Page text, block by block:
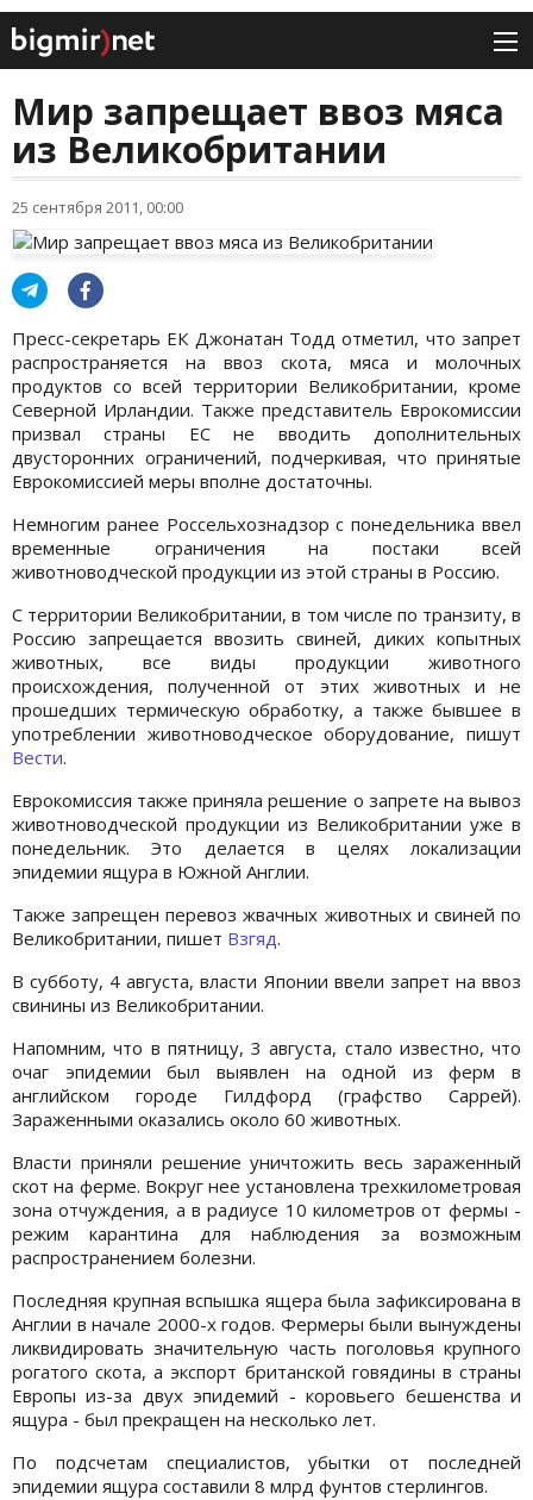
Мир запрещает ввоз мяса
из Великобритании
25 сентября 2011, 00:00
Пресс-секретарь ЕК Джонатан Тодд отметил, что запрет
распространяется на ввоз скота, мяса и молочных
продуктов со всей территории Великобритании, кроме
Северной Ирландии. Также представитель Еврокомиссии
призвал страны ЕС не вводить дополнительных
двусторонних ограничений, подчеркивая, что принятые
Еврокомиссией меры вполне достаточны.
Немногим ранее Россельхознадзор с понедельника ввел
временные ограничения на постаки всей
животноводческой продукции из этой страны в Россию.
С территории Великобритании, в том числе по транзиту, в
Россию запрещается ввозить свиней, диких копытных
животных, все виды продукции животного
происхождения, полученной от этих животных и не
прошедших термическую обработку, а также бывшее в
употреблении животноводческое оборудование, пишут
Вести.
Еврокомиссия также приняла решение о запрете на вывоз
животноводческой продукции из Великобритании уже в
понедельник. Это делается в целях локализации
эпидемии ящура в Южной Англии.
Также запрещен перевоз жвачных животных и свиней по
Великобритании, пишет Взгяд.
В субботу, 4 августа, власти Японии ввели запрет на ввоз
свинины из Великобритании.
Напомним, что в пятницу, 3 августа, стало известно, что
очаг эпидемии был выявлен на одной из ферм в
английском городе Гилдфорд (графство Саррей).
Зараженными оказались около 60 животных.
Власти приняли решение уничтожить весь зараженный
скот на ферме. Вокруг нее установлена трехкилометровая
зона отчуждения, а в радиусе 10 километров от фермы -
режим карантина для наблюдения за возможным
распространением болезни.
Последняя крупная вспышка ящера была зафиксирована в
Англии в начале 2000-х годов. Фермеры были вынуждены
ликвидировать значительную часть поголовья крупного
рогатого скота, а экспорт британской говядины в страны
Европы из-за двух эпидемий - коровьего бешенства и
ящура - был прекращен на несколько лет.
По подсчетам специалистов, убытки от последней
эпидемии ящура составили 8 млрд фунтов стерлингов.